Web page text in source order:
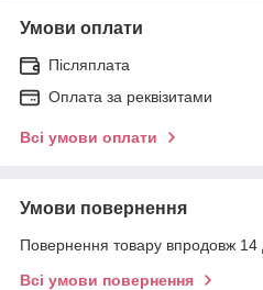
Умови оплати
Післяплата
Оплата за реквізитами
Всі умови оплати
Умови повернення
Повернення товару впродовж 14
Всі умови повернення